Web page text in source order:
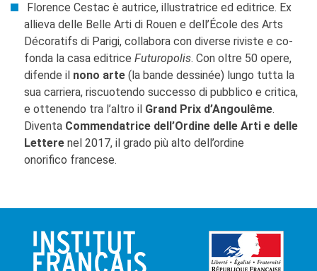
Florence Cestac è autrice, illustratrice ed editrice. Ex
allieva delle Belle Arti di Rouen e dell’École des Arts
Décoratifs di Parigi, collabora con diverse riviste e co-
fonda la casa editriceFuturopolis. Con oltre 50 opere,
difende il nono arte (la bande dessinée) lungo tutta la
sua carriera, riscuotendo successo di pubblico e critica,
e ottenendo tra l’altro il Grand Prix d’Angoulême.
Diventa Commendatrice dell’Ordine delle Arti e delle
Lettere nel 2017, il grado più alto dell’ordine
onorifico francese.